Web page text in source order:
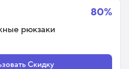
80%
рюкзаки
Скидку